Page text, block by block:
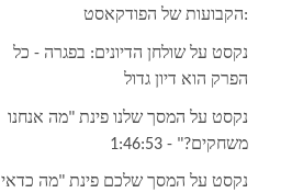
הקבועות של הפודקאסט:
נקסט על שולחן הדיונים: בפגרה - כל
הפרק הוא דיון גדול
נקסט על המסך שלנו פינת "מה אנחנו
משחקים?" - 1:46:53
נקסט על המסך שלכם פינת "מה כדאי